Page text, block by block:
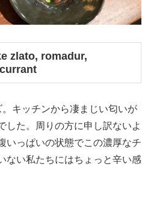
zlato, romadur,
キッチンから凄まじい匂いが
した。周りの方に申し訳ないよ
いっぱいの状態でこの濃厚なチ
ない私たちにはちょっと辛い感